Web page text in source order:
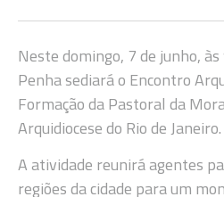
Neste domingo, 7 de junho,
Penha sediará o Encontro
Formação da Pastoral da
Arquidiocese do Rio de Janeiro.
A atividade reunirá agentes
regiões da cidade para um